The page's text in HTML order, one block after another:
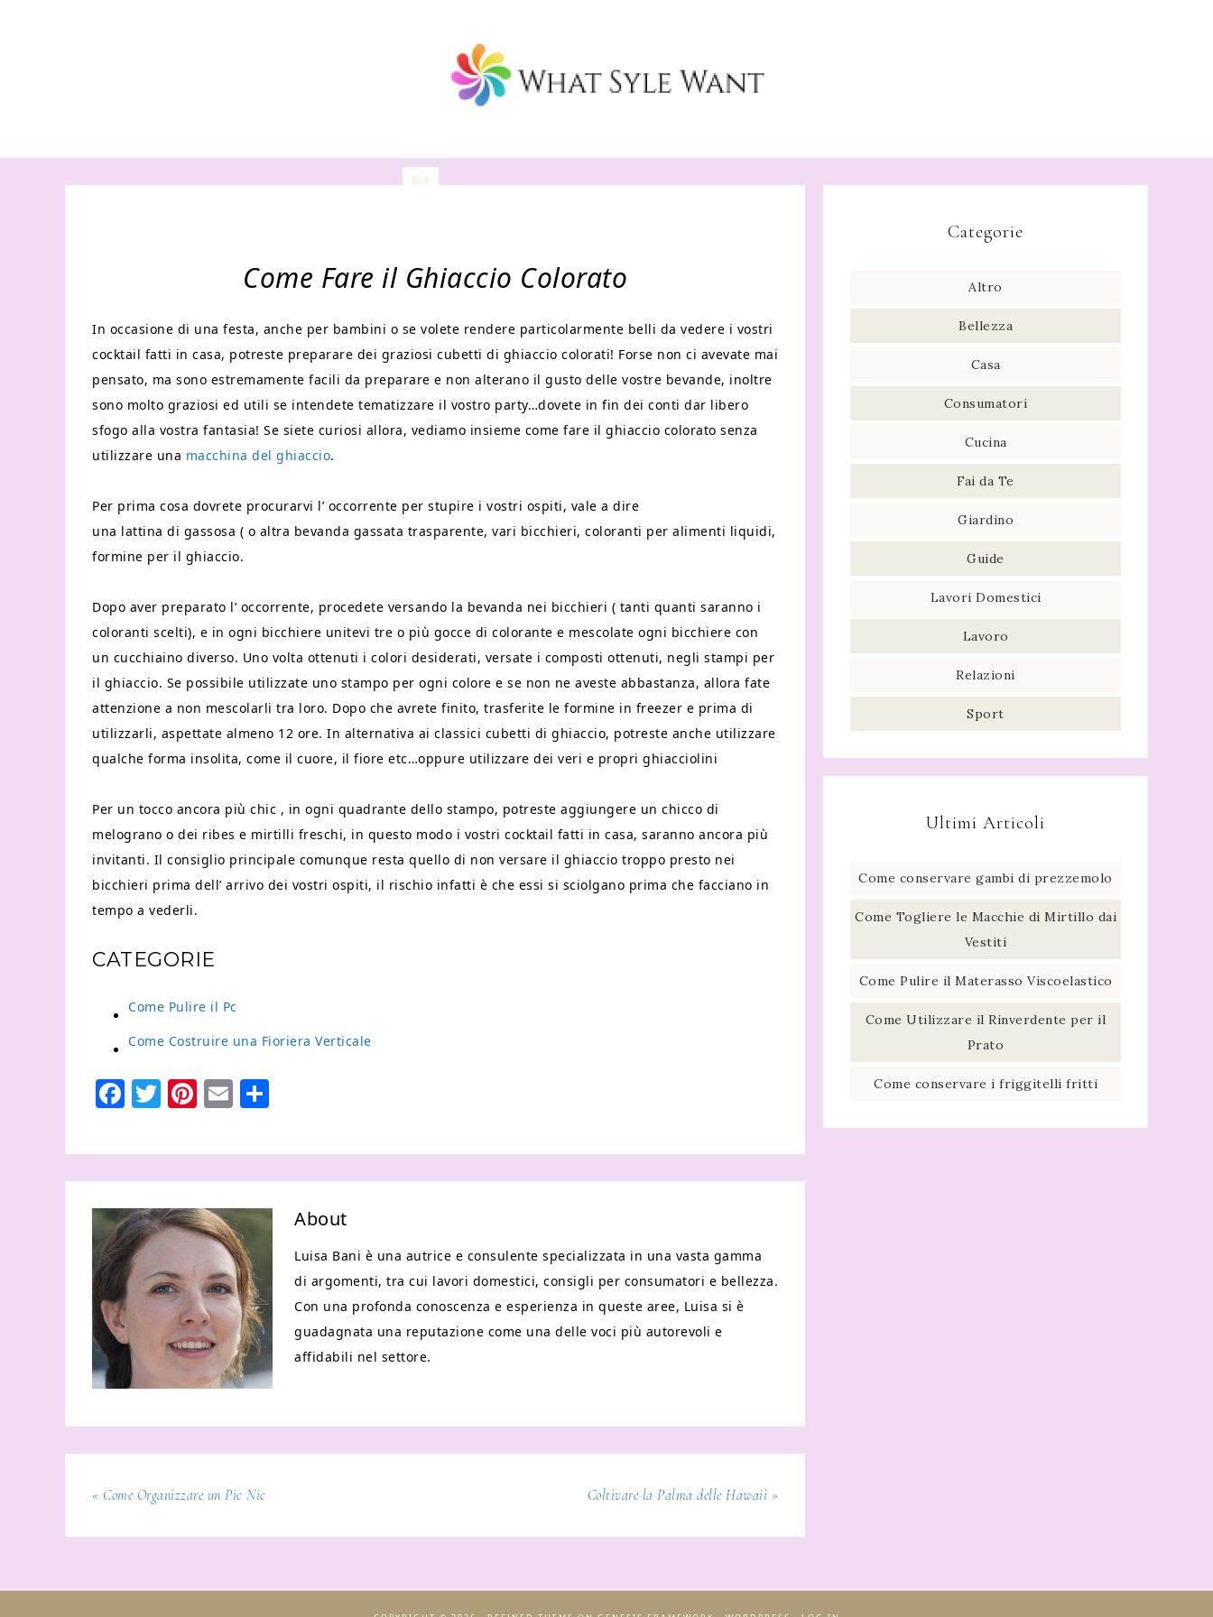
Come Fare il Ghiaccio Colorato
In occasione di una festa, anche per bambini o se volete rendere particolarmente belli da vedere i vostri
cocktail fatti in casa, potreste preparare dei graziosi cubetti di ghiaccio colorati! Forse non ci avevate mai
pensato, ma sono estremamente facili da preparare e non alterano il gusto delle vostre bevande, inoltre
sono molto graziosi ed utili se intendete tematizzare il vostro party…dovete in fin dei conti dar libero
sfogo alla vostra fantasia! Se siete curiosi allora, vediamo insieme come fare il ghiaccio colorato senza
utilizzare una macchina del ghiaccio.
Per prima cosa dovrete procurarvi l’ occorrente per stupire i vostri ospiti, vale a dire
una lattina di gassosa ( o altra bevanda gassata trasparente, vari bicchieri, coloranti per alimenti liquidi,
formine per il ghiaccio.
Dopo aver preparato l’ occorrente, procedete versando la bevanda nei bicchieri ( tanti quanti saranno i
coloranti scelti), e in ogni bicchiere unitevi tre o più gocce di colorante e mescolate ogni bicchiere con
un cucchiaino diverso. Uno volta ottenuti i colori desiderati, versate i composti ottenuti, negli stampi per
il ghiaccio. Se possibile utilizzate uno stampo per ogni colore e se non ne aveste abbastanza, allora fate
attenzione a non mescolarli tra loro. Dopo che avrete finito, trasferite le formine in freezer e prima di
utilizzarli, aspettate almeno 12 ore. In alternativa ai classici cubetti di ghiaccio, potreste anche utilizzare
qualche forma insolita, come il cuore, il fiore etc…oppure utilizzare dei veri e propri ghiacciolini
Per un tocco ancora più chic , in ogni quadrante dello stampo, potreste aggiungere un chicco di
melograno o dei ribes e mirtilli freschi, in questo modo i vostri cocktail fatti in casa, saranno ancora più
invitanti. Il consiglio principale comunque resta quello di non versare il ghiaccio troppo presto nei
bicchieri prima dell’ arrivo dei vostri ospiti, il rischio infatti è che essi si sciolgano prima che facciano in
tempo a vederli.
CATEGORIE
Come Pulire il Pc
Come Costruire una Fioriera Verticale
Facebook
Twitter
Pinterest
Email
About
Luisa Bani è una autrice e consulente specializzata in una vasta gamma
di argomenti, tra cui lavori domestici, consigli per consumatori e bellezza.
Con una profonda conoscenza e esperienza in queste aree, Luisa si è
guadagnata una reputazione come una delle voci più autorevoli e
affidabili nel settore.
« Come Organizzare un Pic Nic Coltivare la Palma delle Hawaii »
Categorie
Altro
Bellezza
Casa
Consumatori
Cucina
Fai da Te
Giardino
Guide
Lavori Domestici
Lavoro
Relazioni
Sport
Ultimi Articoli
Come conservare gambi di prezzemolo​
Come Togliere le Macchie di Mirtillo dai
Vestiti
Come Pulire il Materasso Viscoelastico
Come Utilizzare il Rinverdente per il
Prato
Come conservare i friggitelli fritti​